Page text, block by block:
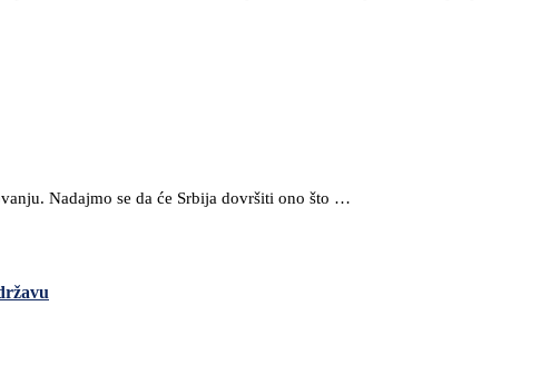
Nadajmo se da će Srbija dovršiti ono što …